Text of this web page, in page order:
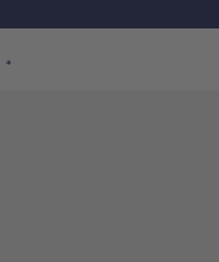
*